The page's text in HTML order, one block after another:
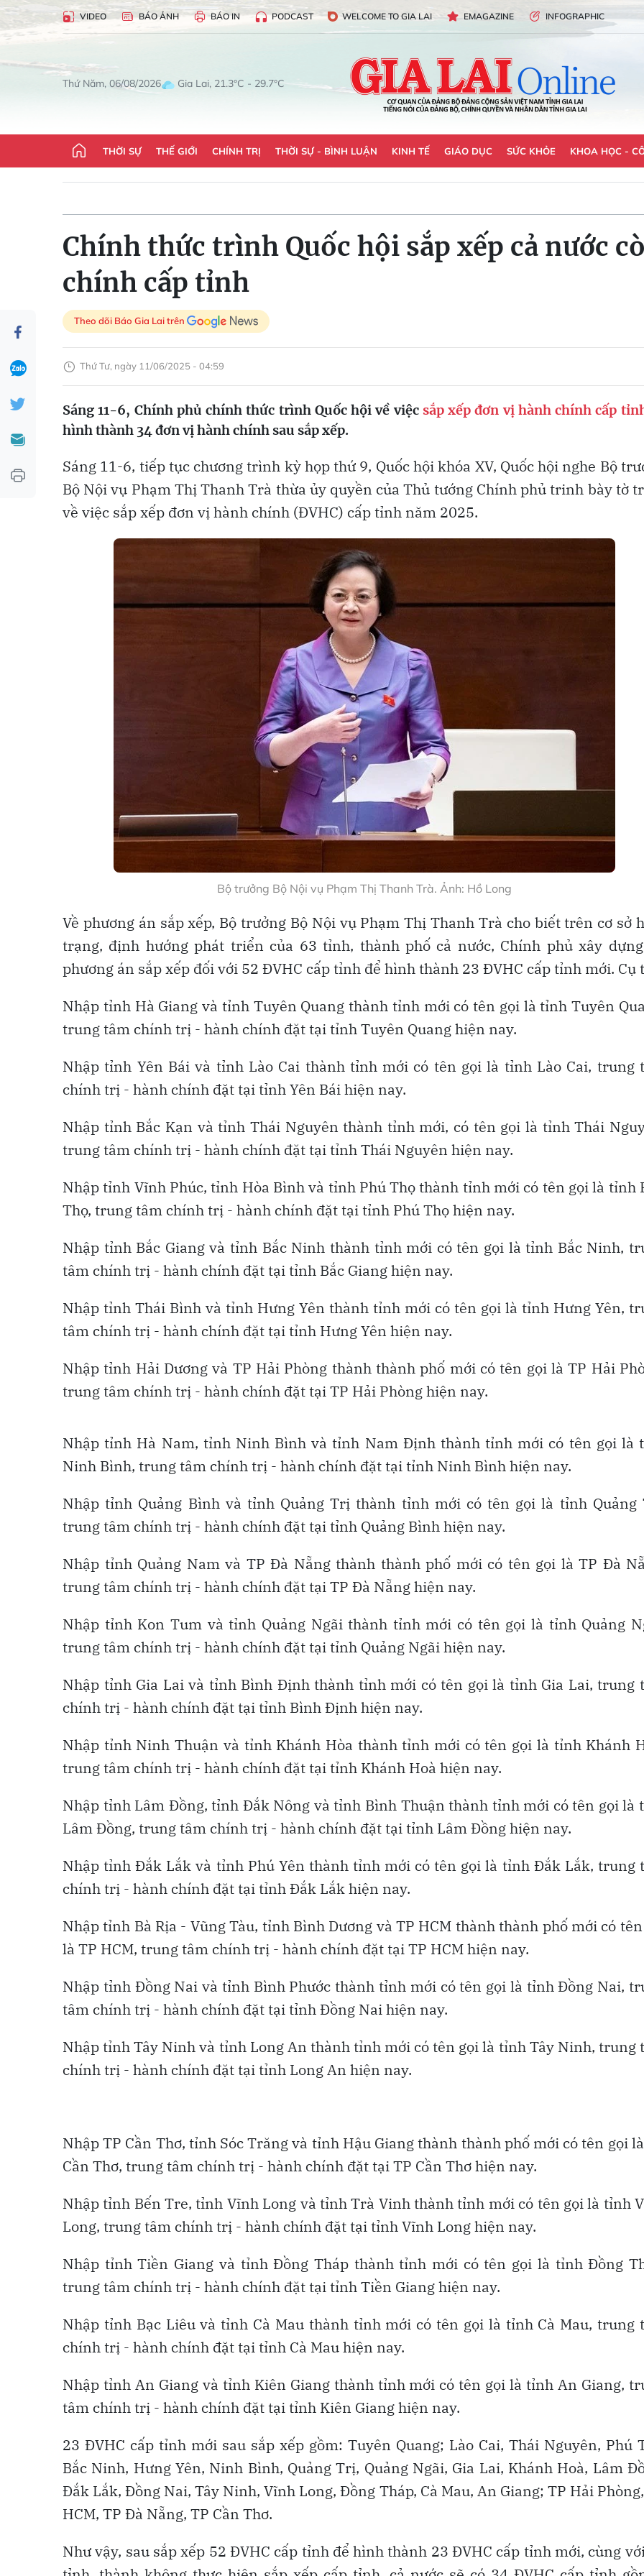
VIDEO BÁO ẢNH BÁO IN PODCAST WELCOME TO GIA LAI EMAGAZINE INFOGRAPHIC
Thứ Năm, 06/08/2026 Gia Lai, 21.3°C - 29.7°C
THỜI SỰ THẾ GIỚI CHÍNH TRỊ THỜI SỰ - BÌNH LUẬN KINH TẾ GIÁO DỤC SỨC KHỎE KHOA HỌC -
Chính thức trình Quốc hội sắp xếp cả nước
chính cấp tỉnh
Theo dõi Báo Gia Lai trên
Thứ Tư, ngày 11/06/2025 - 04:59
Sáng 11-6, Chính phủ chính thức trình Quốc hội về việc sắp xếp đơn vị hành chính cấp
hình thành 34 đơn vị hành chính sau sắp xếp.
Sáng 11-6, tiếp tục chương trình kỳ họp thứ 9, Quốc hội khóa XV, Quốc hội nghe Bộ
Bộ Nội vụ Phạm Thị Thanh Trà thừa ủy quyền của Thủ tướng Chính phủ trinh bày tờ
về việc sắp xếp đơn vị hành chính (ĐVHC) cấp tỉnh năm 2025.
Bộ trưởng Bộ Nội vụ Phạm Thị Thanh Trà. Ảnh: Hồ Long
Về phương án sắp xếp, Bộ trưởng Bộ Nội vụ Phạm Thị Thanh Trà cho biết trên cơ sở
trạng, định hướng phát triển của 63 tỉnh, thành phố cả nước, Chính phủ xây
phương án sắp xếp đối với 52 ĐVHC cấp tỉnh để hình thành 23 ĐVHC cấp tỉnh mới. Cụ
Nhập tỉnh Hà Giang và tỉnh Tuyên Quang thành tỉnh mới có tên gọi là tỉnh Tuyên
trung tâm chính trị - hành chính đặt tại tỉnh Tuyên Quang hiện nay.
Nhập tỉnh Yên Bái và tỉnh Lào Cai thành tỉnh mới có tên gọi là tỉnh Lào Cai, trung
chính trị - hành chính đặt tại tỉnh Yên Bái hiện nay.
Nhập tỉnh Bắc Kạn và tỉnh Thái Nguyên thành tỉnh mới, có tên gọi là tỉnh Thái
trung tâm chính trị - hành chính đặt tại tỉnh Thái Nguyên hiện nay.
Nhập tỉnh Vĩnh Phúc, tỉnh Hòa Bình và tỉnh Phú Thọ thành tỉnh mới có tên gọi là tỉnh
Thọ, trung tâm chính trị - hành chính đặt tại tỉnh Phú Thọ hiện nay.
Nhập tỉnh Bắc Giang và tỉnh Bắc Ninh thành tỉnh mới có tên gọi là tỉnh Bắc Ninh,
tâm chính trị - hành chính đặt tại tỉnh Bắc Giang hiện nay.
Nhập tỉnh Thái Bình và tỉnh Hưng Yên thành tỉnh mới có tên gọi là tỉnh Hưng Yên,
tâm chính trị - hành chính đặt tại tỉnh Hưng Yên hiện nay.
Nhập tỉnh Hải Dương và TP Hải Phòng thành thành phố mới có tên gọi là TP Hải
trung tâm chính trị - hành chính đặt tại TP Hải Phòng hiện nay.
Nhập tỉnh Hà Nam, tỉnh Ninh Bình và tỉnh Nam Định thành tỉnh mới có tên gọi là
Ninh Bình, trung tâm chính trị - hành chính đặt tại tỉnh Ninh Bình hiện nay.
Nhập tỉnh Quảng Bình và tỉnh Quảng Trị thành tỉnh mới có tên gọi là tỉnh Quảng
trung tâm chính trị - hành chính đặt tại tỉnh Quảng Bình hiện nay.
Nhập tỉnh Quảng Nam và TP Đà Nẵng thành thành phố mới có tên gọi là TP Đà
trung tâm chính trị - hành chính đặt tại TP Đà Nẵng hiện nay.
Nhập tỉnh Kon Tum và tỉnh Quảng Ngãi thành tỉnh mới có tên gọi là tỉnh Quảng
trung tâm chính trị - hành chính đặt tại tỉnh Quảng Ngãi hiện nay.
Nhập tỉnh Gia Lai và tỉnh Bình Định thành tỉnh mới có tên gọi là tỉnh Gia Lai, trung
chính trị - hành chính đặt tại tỉnh Bình Định hiện nay.
Nhập tỉnh Ninh Thuận và tỉnh Khánh Hòa thành tỉnh mới có tên gọi là tỉnh Khánh
trung tâm chính trị - hành chính đặt tại tỉnh Khánh Hoà hiện nay.
Nhập tỉnh Lâm Đồng, tỉnh Đắk Nông và tỉnh Bình Thuận thành tỉnh mới có tên gọi là
Lâm Đồng, trung tâm chính trị - hành chính đặt tại tỉnh Lâm Đồng hiện nay.
Nhập tỉnh Đắk Lắk và tỉnh Phú Yên thành tỉnh mới có tên gọi là tỉnh Đắk Lắk, trung
chính trị - hành chính đặt tại tỉnh Đắk Lắk hiện nay.
Nhập tỉnh Bà Rịa - Vũng Tàu, tỉnh Bình Dương và TP HCM thành thành phố mới có
là TP HCM, trung tâm chính trị - hành chính đặt tại TP HCM hiện nay.
Nhập tỉnh Đồng Nai và tỉnh Bình Phước thành tỉnh mới có tên gọi là tỉnh Đồng Nai,
tâm chính trị - hành chính đặt tại tỉnh Đồng Nai hiện nay.
Nhập tỉnh Tây Ninh và tỉnh Long An thành tỉnh mới có tên gọi là tỉnh Tây Ninh, trung
chính trị - hành chính đặt tại tỉnh Long An hiện nay.
Nhập TP Cần Thơ, tỉnh Sóc Trăng và tỉnh Hậu Giang thành thành phố mới có tên gọi
Cần Thơ, trung tâm chính trị - hành chính đặt tại TP Cần Thơ hiện nay.
Nhập tỉnh Bến Tre, tỉnh Vĩnh Long và tỉnh Trà Vinh thành tỉnh mới có tên gọi là tỉnh
Long, trung tâm chính trị - hành chính đặt tại tỉnh Vĩnh Long hiện nay.
Nhập tỉnh Tiền Giang và tỉnh Đồng Tháp thành tỉnh mới có tên gọi là tỉnh Đồng
trung tâm chính trị - hành chính đặt tại tỉnh Tiền Giang hiện nay.
Nhập tỉnh Bạc Liêu và tỉnh Cà Mau thành tỉnh mới có tên gọi là tỉnh Cà Mau, trung
chính trị - hành chính đặt tại tỉnh Cà Mau hiện nay.
Nhập tỉnh An Giang và tỉnh Kiên Giang thành tỉnh mới có tên gọi là tỉnh An Giang,
tâm chính trị - hành chính đặt tại tỉnh Kiên Giang hiện nay.
23 ĐVHC cấp tỉnh mới sau sắp xếp gồm: Tuyên Quang; Lào Cai, Thái Nguyên, Phú
Bắc Ninh, Hưng Yên, Ninh Bình, Quảng Trị, Quảng Ngãi, Gia Lai, Khánh Hoà, Lâm
Đắk Lắk, Đồng Nai, Tây Ninh, Vĩnh Long, Đồng Tháp, Cà Mau, An Giang; TP Hải
HCM, TP Đà Nẵng, TP Cần Thơ.
Như vậy, sau sắp xếp 52 ĐVHC cấp tỉnh để hình thành 23 ĐVHC cấp tỉnh mới, cùng